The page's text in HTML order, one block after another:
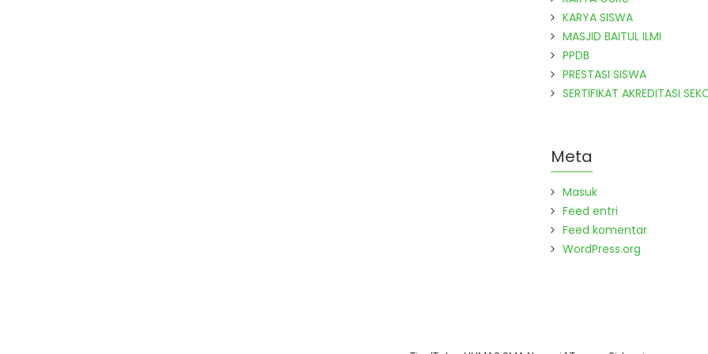
KARYA SISWA
MASJID BAITUL ILMI
PPDB
PRESTASI SISWA
SERTIFIKAT AKREDITASI
Meta
Masuk
Feed entri
Feed komentar
WordPress.org